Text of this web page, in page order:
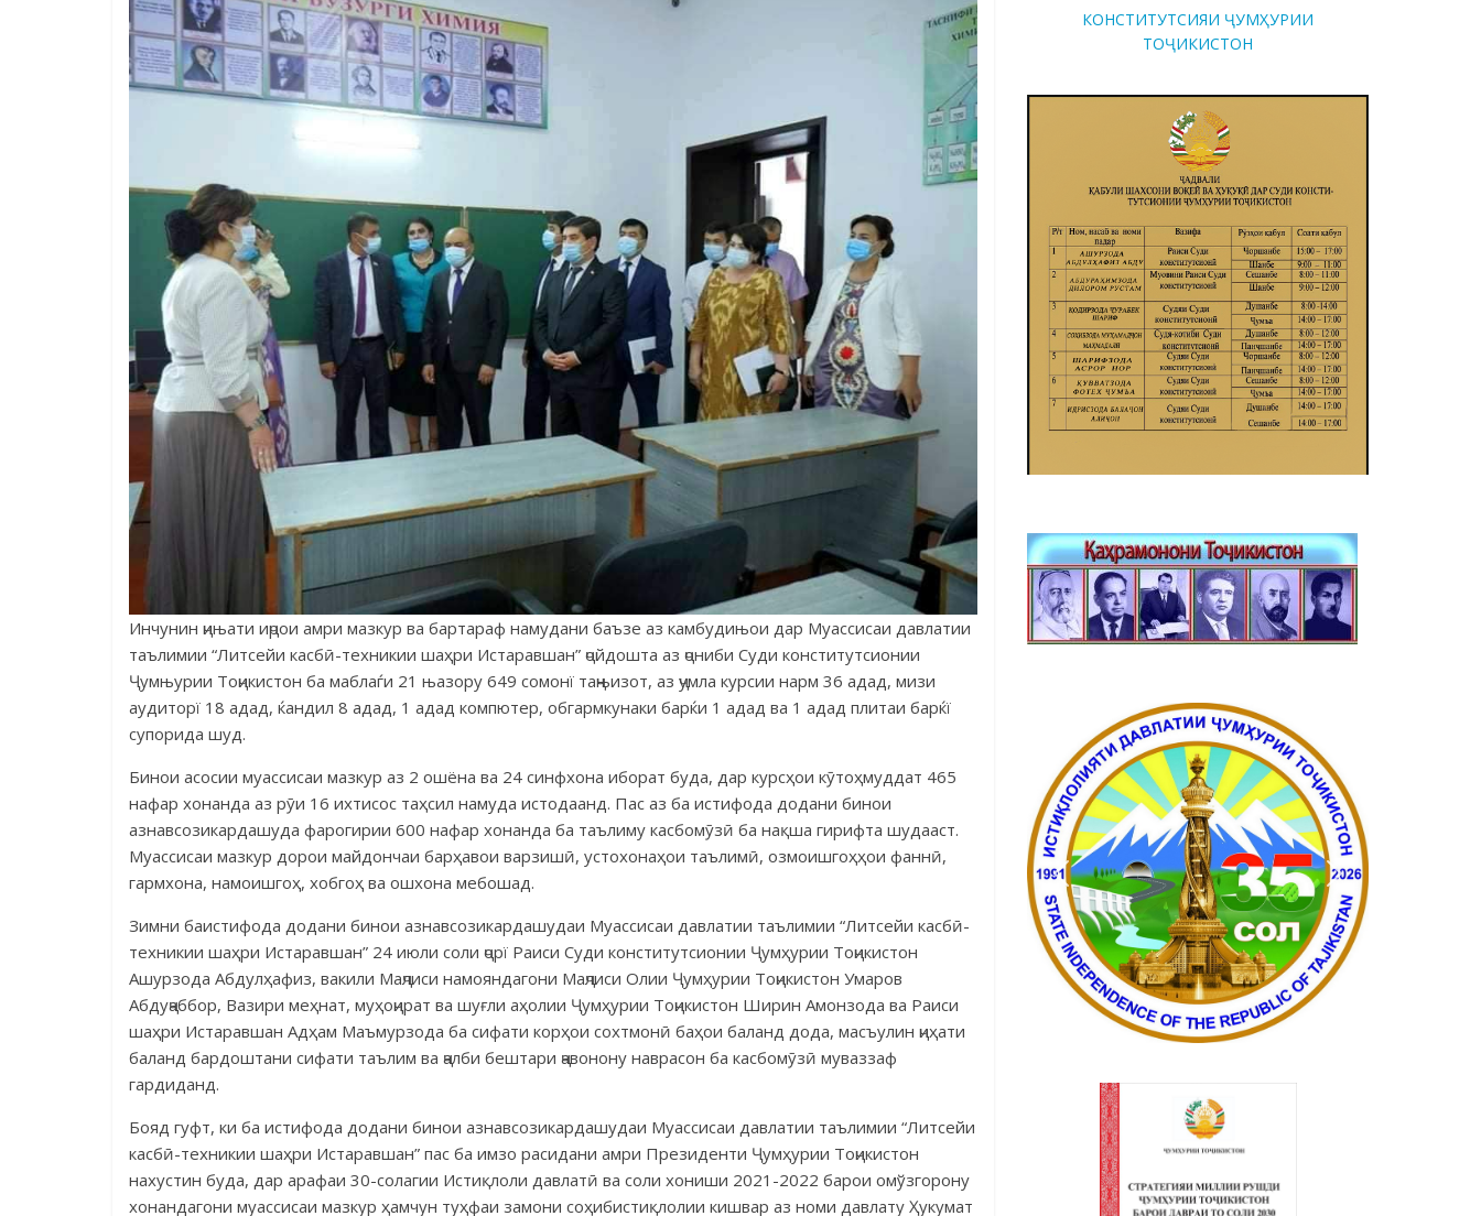
Инчунин ҷињати иҷрои амри мазкур ва бартараф намудани баъзе аз камбудињои дар Муассисаи давлатии
таълимии “Литсейи касбӣ-техникии шаҳри Истаравшан” ҷойдошта аз ҷониби Суди конститутсионии
Ҷумњурии Тоҷикистон ба маблаѓи 21 њазору 649 сомонї таҷњизот, аз ҷумла курсии нарм 36 адад, мизи
аудиторї 18 адад, ќандил 8 адад, 1 адад компютер, обгармкунаки барќи 1 адад ва 1 адад плитаи барќї
супорида шуд.
Бинои асосии муассисаи мазкур аз 2 ошёна ва 24 синфхона иборат буда, дар курсҳои кӯтоҳмуддат 465
нафар хонанда аз рӯи 16 ихтисос таҳсил намуда истодаанд. Пас аз ба истифода додани бинои
азнавсозикардашуда фарогирии 600 нафар хонанда ба таълиму касбомӯзӣ ба нақша гирифта шудааст.
Муассисаи мазкур дорои майдончаи барҳавои варзишӣ, устохонаҳои таълимӣ, озмоишгоҳҳои фаннӣ,
гармхона, намоишгоҳ, хобгоҳ ва ошхона мебошад.
Зимни баистифода додани бинои азнавсозикардашудаи Муассисаи давлатии таълимии “Литсейи касбӣ-
техникии шаҳри Истаравшан” 24 июли соли ҷорї Раиси Суди конститутсионии Ҷумҳурии Тоҷикистон
Ашурзода Абдулҳафиз, вакили Маҷлиси намояндагони Маҷлиси Олии Ҷумҳурии То­ҷикистон Умаров
Абдуҷаббор, Вазири меҳнат, муҳоҷират ва шуғли аҳолии Ҷумҳурии Тоҷикистон Ширин Амонзода ва Раиси
шаҳри Истаравшан Адҳам Маъмурзода ба сифати корҳои сохтмонӣ баҳои баланд дода, масъулин ҷиҳати
баланд бардоштани сифати таълим ва ҷалби бештари ҷавонону наврасон ба касбомӯзӣ муваззаф
гардиданд.
Бояд гуфт, ки ба истифода додани бинои азнавсозикардашудаи Муассисаи давлатии таълимии “Литсейи
касбӣ-техникии шаҳри Истарав­шан” пас ба имзо расидани амри Президенти Ҷумҳурии Тоҷикистон
нахустин буда, дар арафаи 30-солагии Истиқлоли давлатӣ ва соли хониши 2021-2022 барои омўзгорону
хонандагони муассисаи мазкур ҳамчун туҳфаи замони соҳибистиқлолии кишвар аз номи давлату Ҳукумат
КОНСТИТУТСИЯИ ҶУМҲУРИИ
ТОҶИКИСТОН